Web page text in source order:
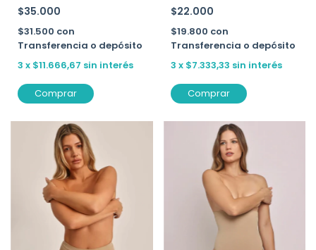
$35.000
$31.500 con
Transferencia o depósito
3 x $11.666,67 sin interés
Comprar
$22.000
$19.800 con
Transferencia o depósito
3 x $7.333,33 sin interés
Comprar